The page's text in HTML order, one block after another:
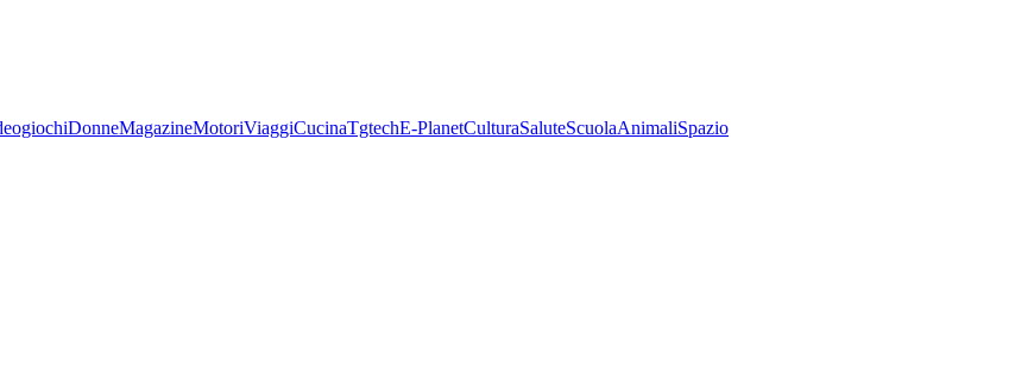
DonneMagazineMotoriViaggiCucinaTgtechE-PlanetCulturaSaluteScuolaAnimaliSpazio